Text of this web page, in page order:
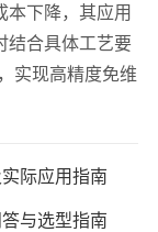
本下降，其应用
结合具体工艺要
实现高精度免维
际应用指南
与选型指南